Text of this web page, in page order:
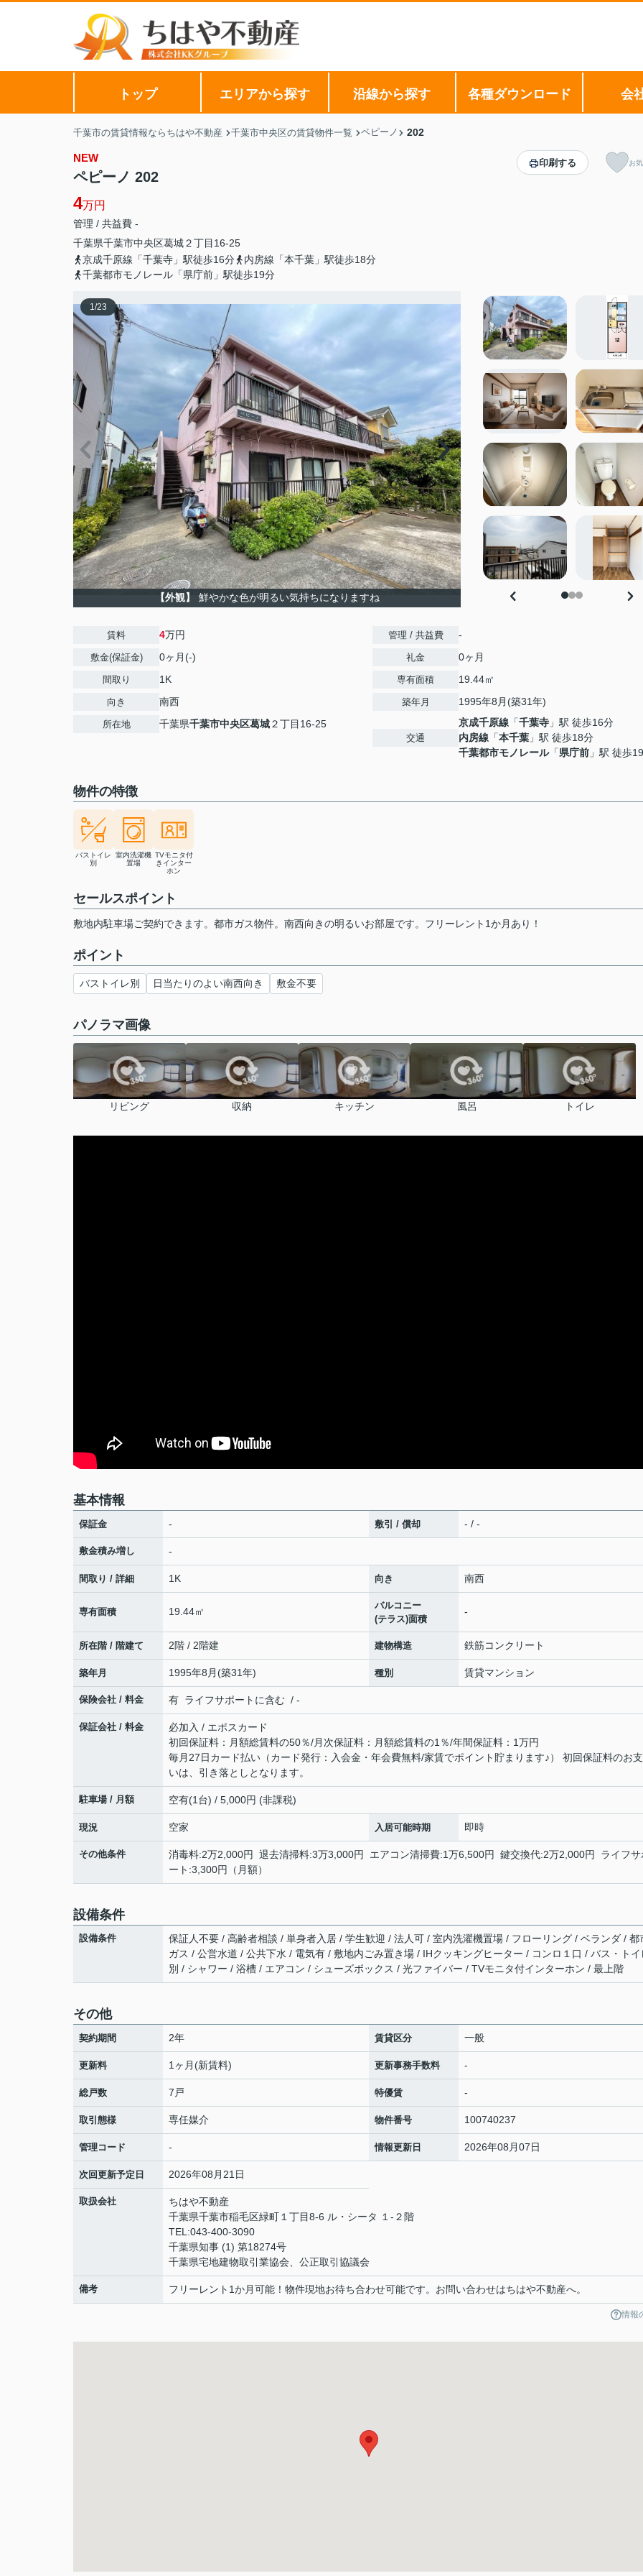
トップ エリアから探す 沿線から探す 各種ダウンロード 会
千葉市の賃貸情報ならちはや不動産 千葉市中央区の賃貸物件一覧 ペピーノ 202
NEW
ペピーノ 202
4万円
管理 / 共益費 -
千葉県千葉市中央区葛城２丁目16-25
京成千原線「千葉寺」駅徒歩16分
内房線「本千葉」駅徒歩18分
千葉都市モノレール「県庁前」駅徒歩19分
印刷する お
1/23
【外観】 鮮やかな色が明るい気持ちになりますね
賃料 4万円
敷金(保証金) 0ヶ月(-)
間取り 1K
向き 南西
所在地 千葉県千葉市中央区葛城２丁目16-25
管理 / 共益費 -
礼金 0ヶ月
専有面積 19.44㎡
築年月 1995年8月(築31年)
交通
京成千原線 「千葉寺 」駅 徒歩16分
内房線 「本千葉 」駅 徒歩18分
千葉都市モノレール「県庁前 」駅 徒歩
物件の特徴
バストイレ
別
室内洗濯機
置場
TVモニタ付
きインター
ホン
セールスポイント
敷地内駐車場ご契約できます。都市ガス物件。南西向きの明るいお部屋です。フリーレント1か月あり！
ポイント
バストイレ別 日当たりのよい南西向き 敷金不要
パノラマ画像
リビング 収納 キッチン 風呂 トイレ
基本情報
保証金 - 敷引 / 償却 - / -
敷金積み増し -
間取り / 詳細 1K 向き 南西
専有面積 19.44㎡
バルコニー
(テラス)面積
-
所在階 / 階建て 2階 / 2階建 建物構造 鉄筋コンクリート
築年月 1995年8月(築31年) 種別 賃貸マンション
保険会社 / 料金 有 ライフサポートに含む / -
保証会社 / 料金
必加入 / エポスカード
初回保証料：月額総賃料の50％/月次保証料：月額総賃料の1％/年間保証料：1万円
毎月27日カード払い（カード発行：入会金・年会費無料/家賃でポイント貯まります♪） 初回保証料のお
いは、引き落としとなります。
駐車場 / 月額 空有(1台) / 5,000円 (非課税)
現況 空家 入居可能時期 即時
その他条件
消毒料:2万2,000円 退去清掃料:3万3,000円 エアコン清掃費:1万6,500円 鍵交換代:2万2,000円 ライフサ
ート:3,300円（月額）
設備条件
設備条件
保証人不要 / 高齢者相談 / 単身者入居 / 学生歓迎 / 法人可 / 室内洗濯機置場 / フローリング / ベランダ / 都
ガス / 公営水道 / 公共下水 / 電気有 / 敷地内ごみ置き場 / IHクッキングヒーター / コンロ１口 / バス・トイ
別 / シャワー / 浴槽 / エアコン / シューズボックス / 光ファイバー / TVモニタ付インターホン / 最上階
その他
契約期間 2年 賃貸区分 一般
更新料 1ヶ月(新賃料) 更新事務手数料 -
総戸数 7戸 特優賃 -
取引態様 専任媒介 物件番号 100740237
管理コード - 情報更新日 2026年08月07日
次回更新予定日 2026年08月21日
取扱会社
ちはや不動産
千葉県千葉市稲毛区緑町１丁目8-6 ル・シータ １-２階
TEL:043-400-3090
千葉県知事 (1) 第18274号
千葉県宅地建物取引業協会、公正取引協議会
備考 フリーレント1か月可能！物件現地お待ち合わせ可能です。お問い合わせはちはや不動産へ。
情報